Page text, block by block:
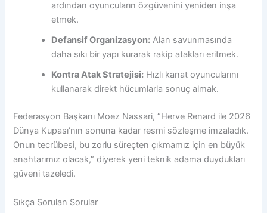
ardından oyuncuların özgüvenini yeniden inşa
etmek.
Defansif Organizasyon: Alan savunmasında
daha sıkı bir yapı kurarak rakip atakları eritmek.
Kontra Atak Stratejisi: Hızlı kanat oyuncularını
kullanarak direkt hücumlarla sonuç almak.
Federasyon Başkanı Moez Nassari, “Herve Renard ile 2026
Dünya Kupası’nın sonuna kadar resmi sözleşme imzaladık.
Onun tecrübesi, bu zorlu süreçten çıkmamız için en büyük
anahtarımız olacak,” diyerek yeni teknik adama duydukları
güveni tazeledi.
Sıkça Sorulan Sorular